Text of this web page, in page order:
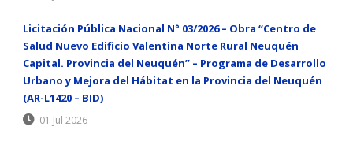
Licitación Pública Nacional N° 03/2026 – Obra “Centro de
Salud Nuevo Edificio Valentina Norte Rural Neuquén
Capital. Provincia del Neuquén” – Programa de Desarrollo
Urbano y Mejora del Hábitat en la Provincia del Neuquén
(AR-L1420 – BID)
01 Jul 2026